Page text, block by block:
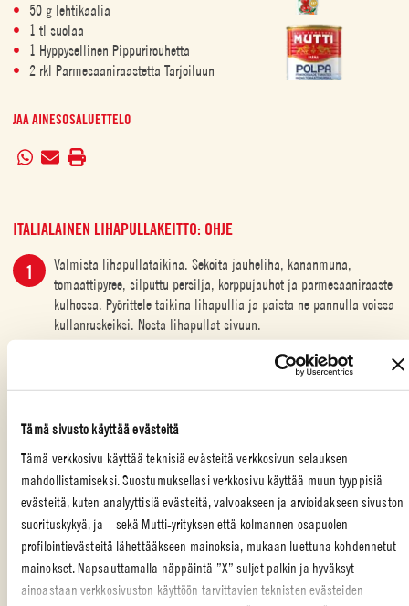
Tämä sivusto käyttää evästeitä
Tämä verkkosivu käyttää teknisiä evästeitä verkkosivun selauksen
mahdollistamiseksi. Suostumuksellasi verkkosivu käyttää muun tyyppisiä
evästeitä, kuten analyyttisiä evästeitä, valvoakseen ja arvioidakseen sivuston
suorituskykyä, ja – sekä Mutti-yrityksen että kolmannen osapuolen –
profilointievästeitä lähettääkseen mainoksia, mukaan luettuna kohdennetut
mainokset. Napsauttamalla näppäintä ”X” suljet palkin ja hyväksyt
ainoastaan verkkosivuston käyttöön tarvittavien teknisten evästeiden
50 g lehtikaalia
1 tl suolaa
1 Hyppysellinen Pippurirouhetta
2 rkl Parmesaaniraastetta Tarjoiluun
JAA AINESOSALUETTELO
ITALIALAINEN LIHAPULLAKEITTO: OHJE
Valmista lihapullataikina. Sekoita jauheliha, kananmuna,
tomaattipyree, silputtu persilja, korppujauhot ja parmesaaniraaste
kulhossa. Pyörittele taikina lihapullia ja paista ne pannulla voissa
kullanruskeiksi. Nosta lihapullat sivuun.
Kuumenna oliiviöljy isossa kattilassa ja kuullota Mutti Verdurine ja
oregano. Lisää tomaattimurska, kasvisliemi ja pasta. Anna
Sekoita joukkoon pilkottu lehtikaali ja lihapullat. Mausta oman
maun mukaan ja tarjoile parmesaaniraasteen kera
PÄÄRUOKA,PERHE,LIHA